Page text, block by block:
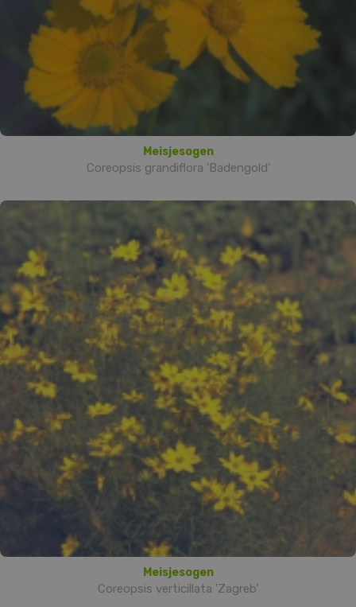
Meisjesogen
Coreopsis grandiflora 'Badengold'
Meisjesogen
Coreopsis verticillata 'Zagreb'